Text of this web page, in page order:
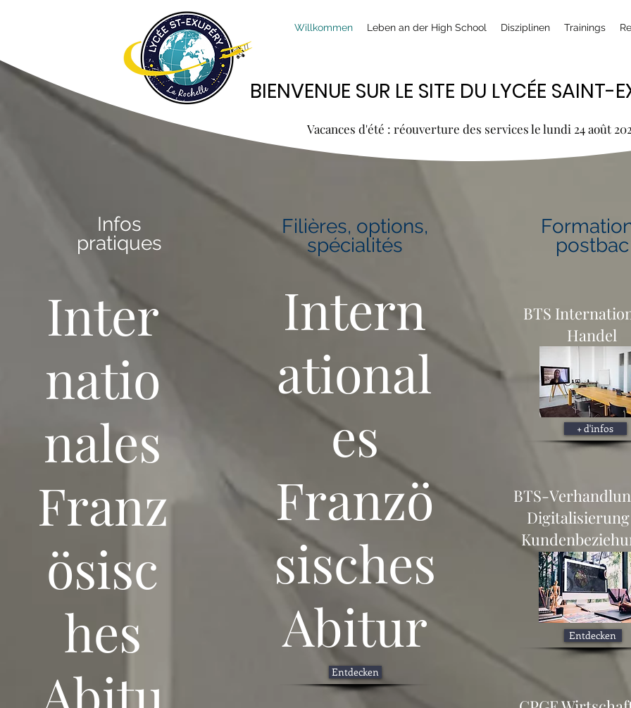
Willkommen Leben an der High School Disziplinen Trainings
BIENVENUE SUR LE SITE DU LYCÉE SAINT-
BIENVENUE SUR LE SITE DU LYCÉE SAINT-
Vacances d'été : réouverture des services le lundi 24 août
Infos
pratiques
Inter
natio
nales
Franz
ösisc
hes
Filières, options,
spécialités
Intern
ational
es
Franzö
sisches
Abitur
Entdecken
postbac
BTS
Handel
+ d'infos
BTS-
Entdecken